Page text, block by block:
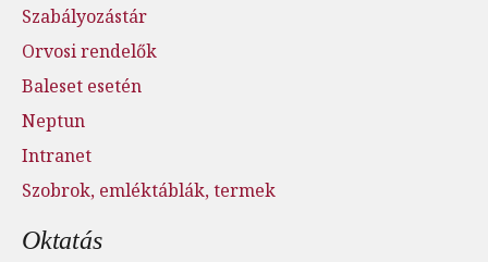
Szabályozástár
Orvosi rendelők
Baleset esetén
Neptun
Intranet
Szobrok, emléktáblák, termek
Oktatás